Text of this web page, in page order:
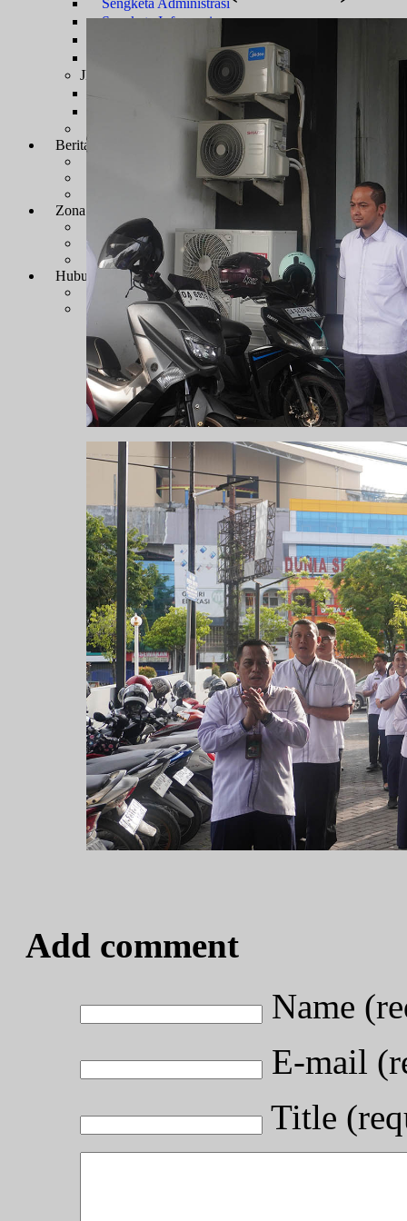
Sengketa Administrasi
Sengketa Informasi
Sengketa Proses Pemilu
JDIH
JDIH Mahkamah Agung
JDIH PTUN Banjarmasin
Berita
Berita Terkini & Pengumuman
Keikutsertaan Bimtek dan Diklat
Zona Integritas
Menuju WBK-WBBM
SK Pembangunan Zona Integritas
Dokumen Pembangunan Zona Integritas
Kegiatan Pembangunan Zona Integritas
Hubungi Kami Kontak & Alamat
Alamat Kantor
Dewan Redaksi
Add comment
Name
E-mail
Title